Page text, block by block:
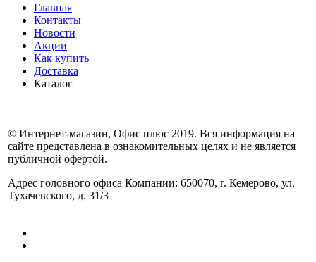
Главная
Контакты
Новости
Акции
Как купить
Доставка
Каталог
© Интернет-магазин, Офис плюс 2019. Вся информация на
сайте представлена в ознакомительных целях и не является
публичной офертой.
Адрес головного офиса Компании: 650070, г. Кемерово, ул.
Тухачевского, д. 31/3